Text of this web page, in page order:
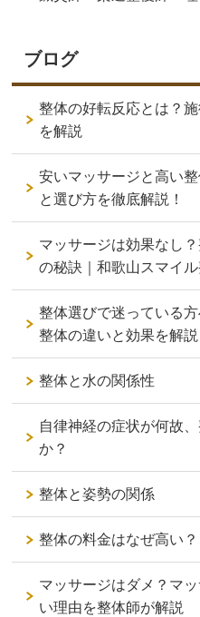
ブログ
整体の好転反応とは？
を解説
安いマッサージと高い
と選び方を徹底解説！
マッサージは効果なし
の秘訣｜和歌山スマイ
整体選びで迷っている
整体の違いと効果を解説
整体と水の関係性
自律神経の症状が何故
か？
整体と姿勢の関係
整体の料金はなぜ高い？
マッサージはダメ？マ
い理由を整体師が解説